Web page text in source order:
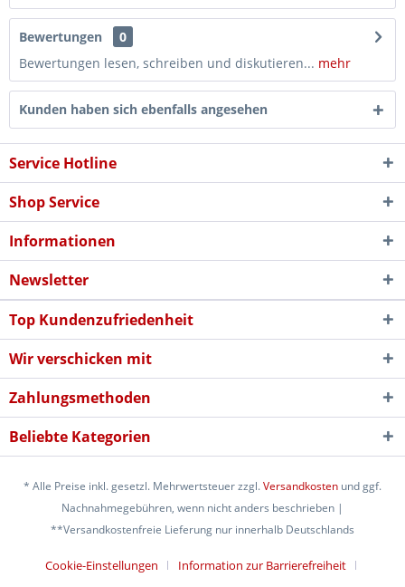
Bewertungen
0
Bewertungen lesen, schreiben und diskutieren... mehr
Kunden haben sich ebenfalls angesehen
Service Hotline
Shop Service
Informationen
Newsletter
Top Kundenzufriedenheit
Wir verschicken mit
Zahlungsmethoden
Beliebte Kategorien
* Alle Preise inkl. gesetzl. Mehrwertsteuer zzgl.Versandkosten und ggf.
Nachnahmegebühren, wenn nicht anders beschrieben |
**Versandkostenfreie Lieferung nur innerhalb Deutschlands
Cookie-Einstellungen
Information zur Barrierefreiheit